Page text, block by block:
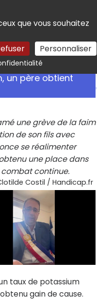
que vous souhaitez
Personnaliser
Rechercher
un père obtient
une grève de la faim
de son fils avec
se réalimenter
une place dans
combat continue.
Costil / Handicap.fr
taux de potassium
gain de cause.